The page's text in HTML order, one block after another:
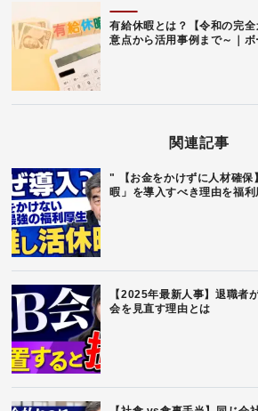
有給休暇とは？【令和の完
意点から活用事例まで～｜ボ
関連記事
" 【お金をかけずに人材確保
暇」を導入すべき理由を福
【2025年最新人事】退職者
会を見直す理由とは